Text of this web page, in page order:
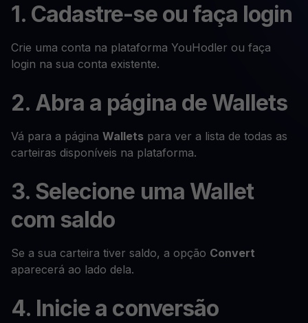
1. Cadastre-se ou faça login
Crie uma conta na plataforma YouHodler ou faça
login na sua conta existente.
2. Abra a página de Wallets
Vá para a página Wallets para ver a lista de todas as
carteiras disponíveis na plataforma.
3. Selecione uma Wallet
com saldo
Se a sua carteira tiver saldo, a opção Convert
aparecerá ao lado dela.
4. Inicie a conversão